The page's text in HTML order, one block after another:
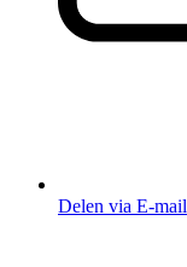
Delen via E-mail